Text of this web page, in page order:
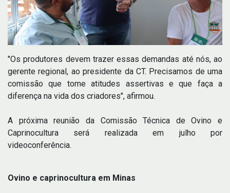
"Os produtores devem trazer essas demandas até nós, ao
gerente regional, ao presidente da CT. Precisamos de uma
comissão que tome atitudes assertivas e que faça a
diferença na vida dos criadores", afirmou.
A próxima reunião da Comissão Técnica de Ovino e
Caprinocultura será realizada em julho por
videoconferência.
Ovino e caprinocultura em Minas